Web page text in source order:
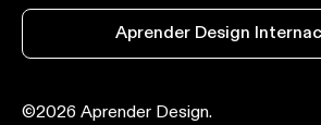
Aprender Design
©2026 Aprender Design.